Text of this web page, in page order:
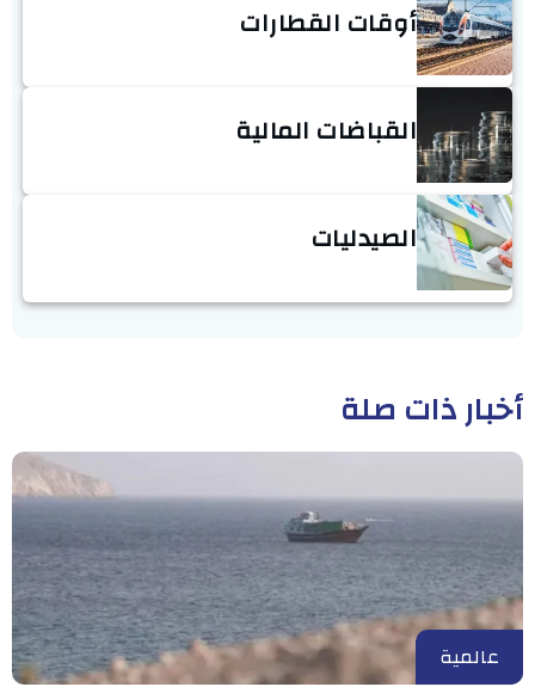
أوقات القطارات
القباضات المالية
الصيدليات
أخبار ذات صلة
عالمية